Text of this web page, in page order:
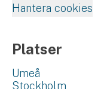
Hantera cookies
Platser
Umeå
Stockholm